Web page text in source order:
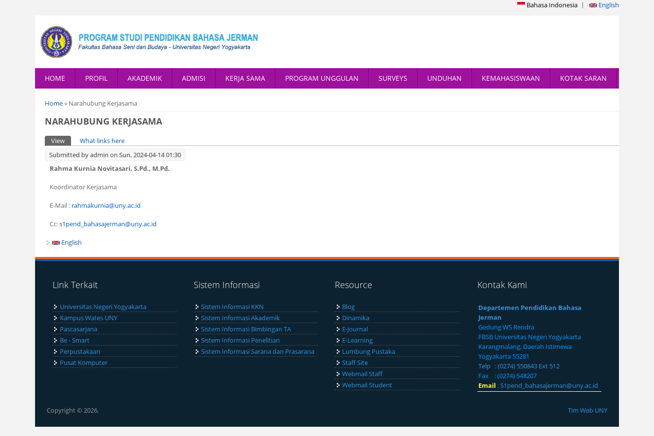
Bahasa Indonesia English
HOME PROFIL AKADEMIK ADMISI KERJA SAMA PROGRAM UNGGULAN SURVEYS UNDUHAN KEMAHASISWAAN KOTAK SARAN
You are here
Home» Narahubung Kerjasama
NARAHUBUNG KERJASAMA
Primary tabs
View (active tab)
What links here
Submitted byadmin on Sun, 2024-04-14 01:30
Rahma Kurnia Novitasari, S.Pd., M.Pd.
Koordinator Kerjasama
E-Mail : rahmakurnia@uny.ac.id
Cc:s1pend_bahasajerman@uny.ac.id
English
Link Terkait
Universitas Negeri Yogyakarta
Kampus Wates UNY
Pascasarjana
Be - Smart
Perpustakaan
Pusat Komputer
Sistem Informasi
Sistem Informasi KKN
Sistem Informasi Akademik
Sistem Informasi Bimbingan TA
Sistem Informasi Penelitian
Sistem Informasi Sarana dan Prasarana
Resource
Blog
Dinamika
E-Journal
E-Learning
Lumbung Pustaka
Staff Site
Webmail Staff
Webmail Student
Kontak Kami
Departemen Pendidikan Bahasa
Jerman
Gedung WS Rendra
FBSB Universitas Negeri Yogyakarta
Karangmalang, Daerah Istimewa
Yogyakarta 55281
Telp : (0274) 550843 Ext 512
Fax : (0274) 548207
Email :S1pend_bahasajerman@uny.ac.id
Copyright © 2026, Tim Web UNY